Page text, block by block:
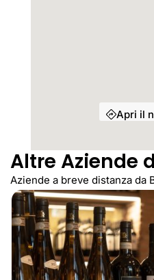
Apri il
Altre Aziende
Aziende a breve distanza da